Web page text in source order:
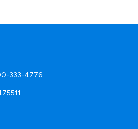
333-4776